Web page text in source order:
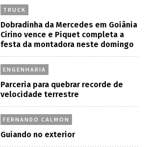
TRUCK
Dobradinha da Mercedes em Goiânia
Cirino vence e Piquet completa a
festa da montadora neste domingo
ENGENHARIA
Parceria para quebrar recorde de
velocidade terrestre
FERNANDO CALMON
Guiando no exterior